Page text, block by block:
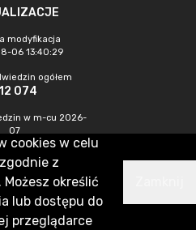
modyfikacja
06 13:40:29
ogółem
074
w m-cu 2026-
07
591
cookies w celu
z
. Możesz określić
lub dostępu do
przeglądarce